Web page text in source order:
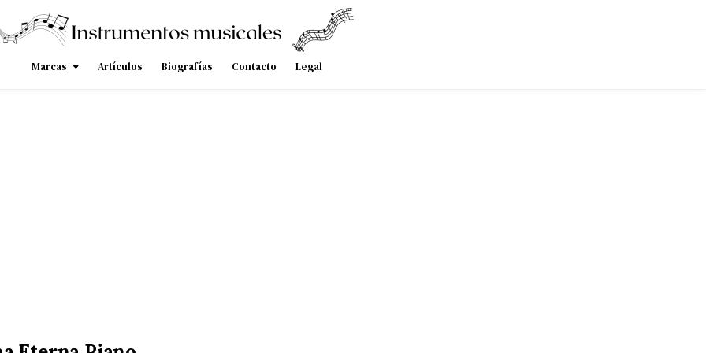
Marcas Artículos Biografías Contacto Legal